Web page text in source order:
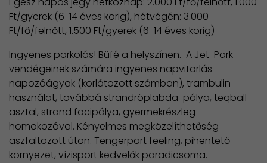
Ft/gyerek (6-14 éves korig), hétvégén: 3.000
Ft/fő/felnőtt, 1.500 Ft/gyerek (6-14 éves korig)
​Ingyenes parkolás! Büfé a helyszínen. A Jet-Park
vendégeinek számára ingyenes napvitorlás
napozóágyak (korlátozott számban), trambulin
használat, továbbá strandröplabda pálya, teqball
asztal, strand focipálya, gyermekrészleg
homokozóval. Kényelmes megközelíthetőség
aszfaltozott úton. Tengerpart feeling, pihentető
környezet, vízisport kedvelők paradicsoma.